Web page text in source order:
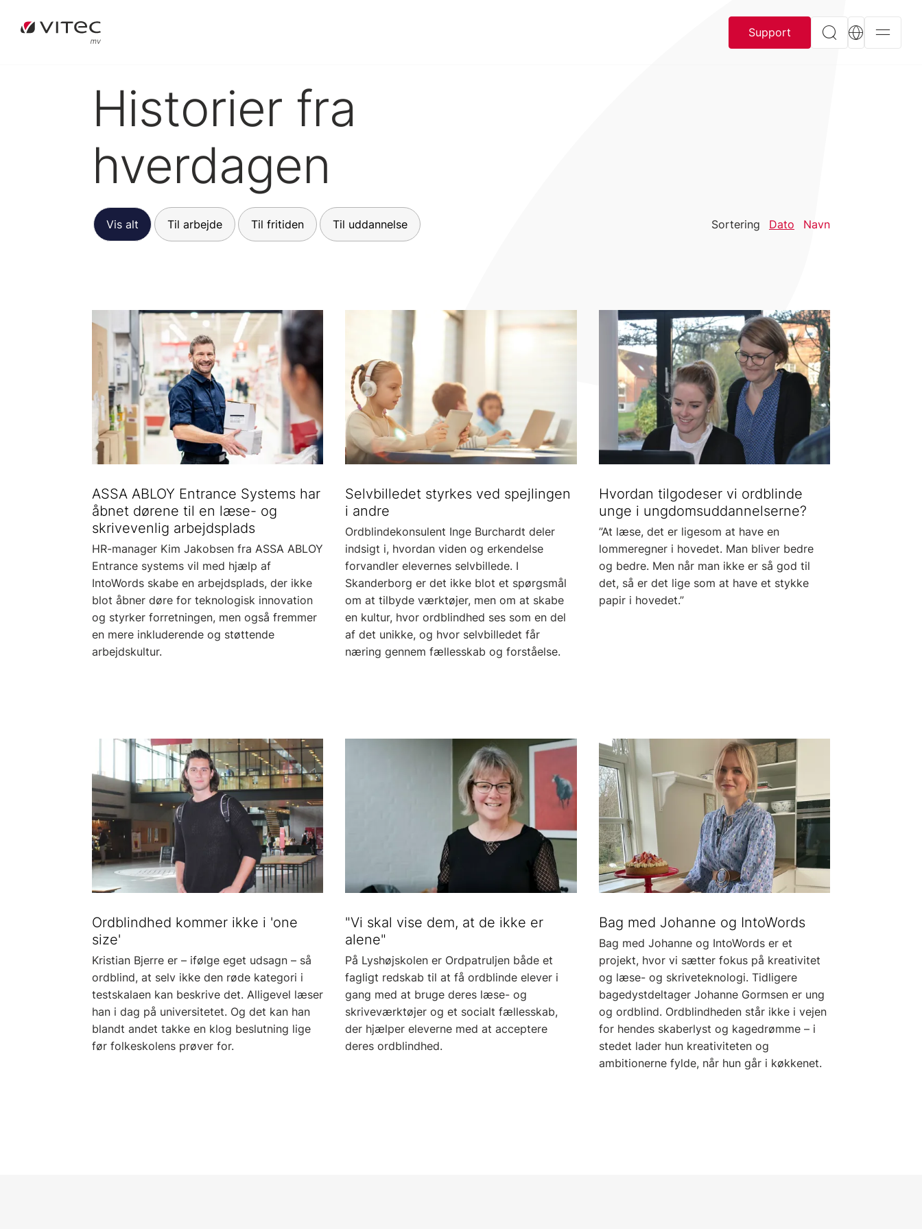
Support
Historier fra
hverdagen
Vis alt Til arbejde Til fritiden Til uddannelse Sortering Dato Navn
ASSA ABLOY Entrance Systems har
åbnet dørene til en læse- og
skrivevenlig arbejdsplads
HR-manager Kim Jakobsen fra ASSA ABLOY
Entrance systems vil med hjælp af
IntoWords skabe en arbejdsplads, der ikke
blot åbner døre for teknologisk innovation
og styrker forretningen, men også fremmer
en mere inkluderende og støttende
arbejdskultur.
Selvbilledet styrkes ved spejlingen
i andre
Ordblindekonsulent Inge Burchardt deler
indsigt i, hvordan viden og erkendelse
forvandler elevernes selvbillede. I
Skanderborg er det ikke blot et spørgsmål
om at tilbyde værktøjer, men om at skabe
en kultur, hvor ordblindhed ses som en del
af det unikke, og hvor selvbilledet får
næring gennem fællesskab og forståelse.
Hvordan tilgodeser vi ordblinde
unge i ungdomsuddannelserne?
”At læse, det er ligesom at have en
lommeregner i hovedet. Man bliver bedre
og bedre. Men når man ikke er så god til
det, så er det lige som at have et stykke
papir i hovedet.”
Ordblindhed kommer ikke i 'one
size'
Kristian Bjerre er – ifølge eget udsagn – så
ordblind, at selv ikke den røde kategori i
testskalaen kan beskrive det. Alligevel læser
han i dag på universitetet. Og det kan han
blandt andet takke en klog beslutning lige
før folkeskolens prøver for.
"Vi skal vise dem, at de ikke er
alene"
På Lyshøjskolen er Ordpatruljen både et
fagligt redskab til at få ordblinde elever i
gang med at bruge deres læse- og
skriveværktøjer og et socialt fællesskab,
der hjælper eleverne med at acceptere
deres ordblindhed.
Bag med Johanne og IntoWords
Bag med Johanne og IntoWords er et
projekt, hvor vi sætter fokus på kreativitet
og læse- og skriveteknologi. Tidligere
bagedystdeltager Johanne Gormsen er ung
og ordblind. Ordblindheden står ikke i vejen
for hendes skaberlyst og kagedrømme – i
stedet lader hun kreativiteten og
ambitionerne fylde, når hun går i køkkenet.